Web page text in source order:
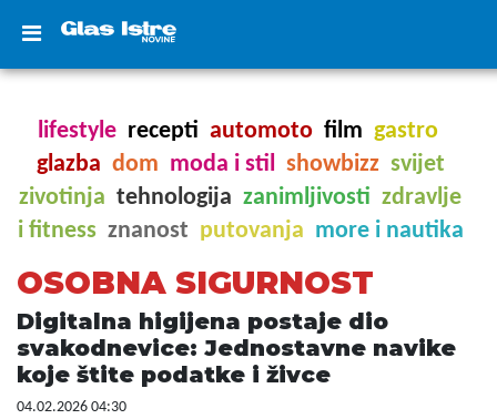
lifestyle recepti automoto film gastro
glazba dom moda i stil showbizz svijet
zivotinja tehnologija zanimljivosti zdravlje
i fitness znanost putovanja more i nautika
OSOBNA SIGURNOST
Digitalna higijena postaje dio
svakodnevice: Jednostavne navike
koje štite podatke i živce
04.02.2026 04:30